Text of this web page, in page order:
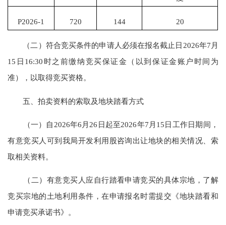
P2026-1 720 144 20
（二）符合竞买条件的申请人必须在报名截止日2026年7月
15日16:30时之前缴纳竞买保证金（以到保证金账户时间为
准），以取得竞买资格。
五、拍卖资料的索取及地块踏看方式
（一）自2026年6月26日起至2026年7月15日工作日期间，
有意竞买人可到我局开发利用股咨询出让地块的相关情况、索
取相关资料。
（二）有意竞买人应自行踏看申请竞买的具体宗地，了解
竞买宗地的土地利用条件，在申请报名时需提交《地块踏看和
申请竞买承诺书》。